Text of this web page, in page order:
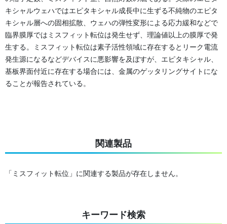
キシャルウェハではエピタキシャル成長中に生ずる不純物のエピタ
キシャル層への固相拡散、ウェハの弾性変形による応力緩和などで
臨界膜厚ではミスフィット転位は発生せず、理論値以上の膜厚で発
生する。ミスフィット転位は素子活性領域に存在するとリーク電流
発生源になるなどデバイスに悪影響を及ぼすが、エピタキシャル、
基板界面付近に存在する場合には、金属のゲッタリングサイトにな
ることが報告されている。
関連製品
「ミスフィット転位」に関連する製品が存在しません。
キーワード検索